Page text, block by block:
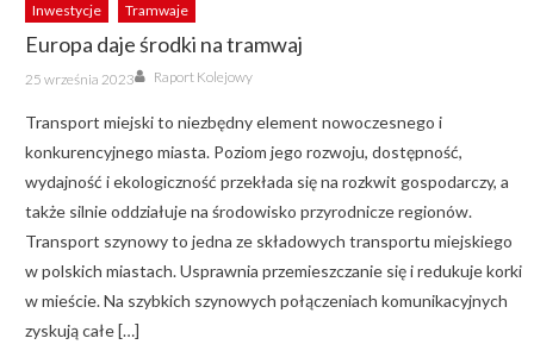
Inwestycje Tramwaje
Europa daje środki na tramwaj
Posted
on
25 września 2023 Author
Raport Kolejowy
Transport miejski to niezbędny element nowoczesnego i
konkurencyjnego miasta. Poziom jego rozwoju, dostępność,
wydajność i ekologiczność przekłada się na rozkwit gospodarczy, a
także silnie oddziałuje na środowisko przyrodnicze regionów.
Transport szynowy to jedna ze składowych transportu miejskiego
w polskich miastach. Usprawnia przemieszczanie się i redukuje korki
w mieście. Na szybkich szynowych połączeniach komunikacyjnych
zyskują całe […]